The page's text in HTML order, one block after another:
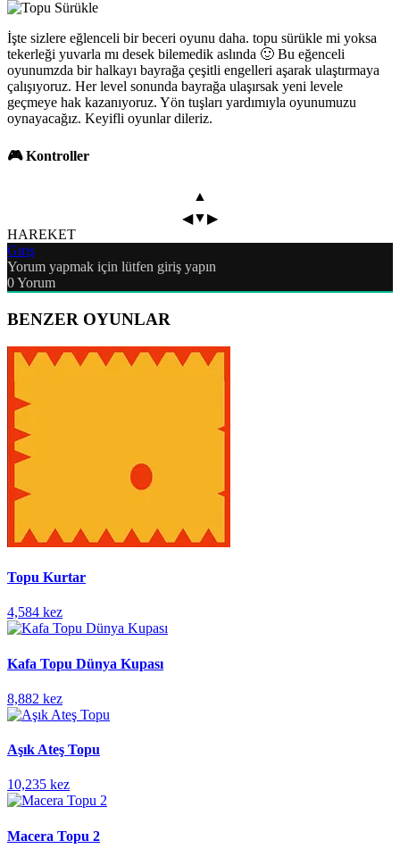
İşte sizlere eğlenceli bir beceri oyunu daha. topu sürükle mi yoksa
tekerleği yuvarla mı desek bilemedik aslında 🙂 Bu eğenceli
oyunumzda bir halkayı bayrağa çeşitli engelleri aşarak ulaştırmaya
çalışıyoruz. Her level sonunda bayrağa ulaşırsak yeni levele
geçmeye hak kazanıyoruz. Yön tuşları yardımıyla oyunumuzu
oynayacağız. Keyifli oyunlar dileriz.
🎮 Kontroller
▲
◀▼▶
HAREKET
Giriş
Yorum yapmak için lütfen giriş yapın
0Yorum
BENZER OYUNLAR
Topu Kurtar
4,584 kez
Kafa Topu Dünya Kupası
8,882 kez
Aşık Ateş Topu
10,235 kez
Macera Topu 2